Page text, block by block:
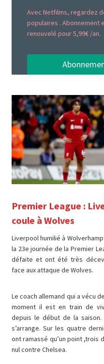
Avec Netfilms, regardez
populaires . Abonnement
renouvelé pour 5,99€ /an.
Premier League :
coule à Wolves
Liverpool humilié à
la 23e journée de la Premier
défaite et ont été très
face aux attaque de Wolves.
Le coach allemand qui a vécu
moment il est en train de
depuis le début de la
s’arrange. Sur les quatre
ont ramassé qu’un point ,trois
nul contre Chelsea.